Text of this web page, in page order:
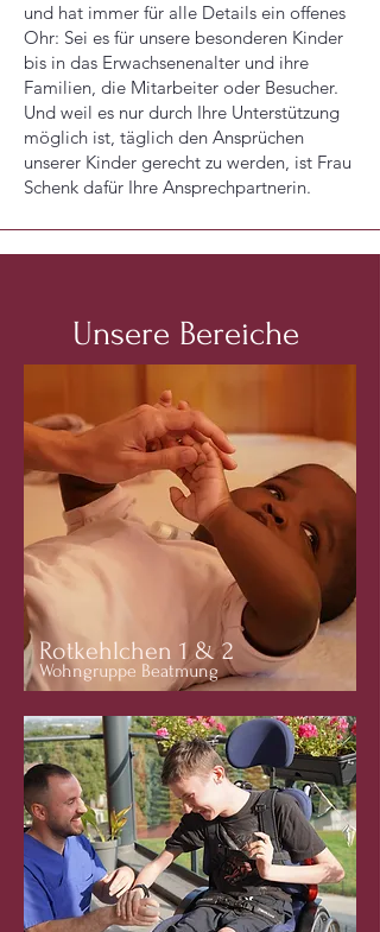
und hat immer für alle Details ein offenes
Ohr: Sei es für unsere besonderen Kinder
bis in das Erwachsenenalter und ihre
Familien, die Mitarbeiter oder Besucher.
Und weil es nur durch Ihre Unterstützung
möglich ist, täglich den Ansprüchen
unserer Kinder gerecht zu werden, ist Frau
Schenk dafür Ihre Ansprechpartnerin.
Unsere Bereiche
Rotkehlchen 1 & 2
Wohngruppe Beatmung